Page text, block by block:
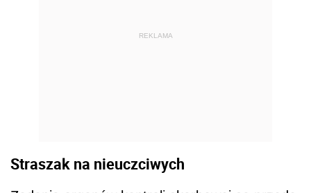
REKLAMA
Straszak na nieuczciwych